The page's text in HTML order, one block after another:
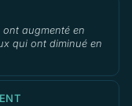
augmenté en
qui ont diminué en